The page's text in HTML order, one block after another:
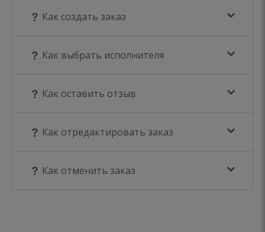
Как создать заказ
Как выбрать исполнителя
Как оставить отзыв
Как отредактировать заказ
Как отменить заказ